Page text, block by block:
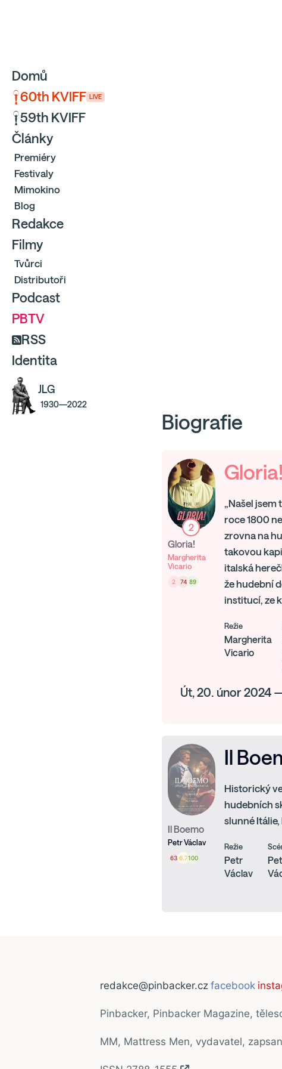
Domů
60th KVIFF LIVE
59th KVIFF
Články
Premiéry
Festivaly
Mimokino
Blog
Redakce
Filmy
Tvůrci
Distributoři
Podcast
PBTV
RSS
Identita
JLG
1930—2022
Biografie
2
Gloria!
Margherita
Vicario
2 74 89
Gloria!
„Našel jsem
roce 1800
zrovna na
takovou
italská
že hudební
institucí, ze
Režie
Margherita
Vicario
Út, 20. únor 2024
Il Boemo
Petr Václav
63 6.7100
Il
Historický
hudebních
slunné
Režie
Petr
Václav
redakce@pinbacker.cz facebook
Pinbacker, Pinbacker Magazine,
MM, Mattress Men, vydavatel,